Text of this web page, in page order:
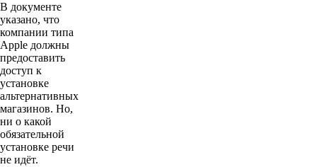
В документе
указано, что
компании типа
Аpple должны
предоставить
доступ к
установке
альтернативных
магазинов. Но,
ни о какой
обязательной
установке речи
не идёт.